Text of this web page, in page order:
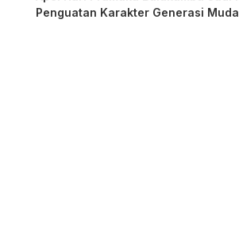
Penguatan Karakter Generasi Muda